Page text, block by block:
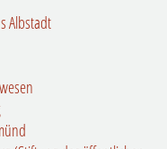
Albstadt